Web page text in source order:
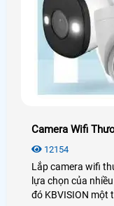
Camera Wifi
12154
Lắp camera wifi
lựa chọn của
đó KBVISION một